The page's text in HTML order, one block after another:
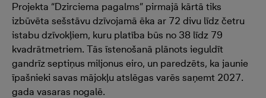
Projekta “Dzirciema pagalms” pirmajā kārtā tiks
izbūvēta sešstāvu dzīvojamā ēka ar 72 divu līdz četru
istabu dzīvokļiem, kuru platība būs no 38 līdz 79
kvadrātmetriem. Tās īstenošanā plānots ieguldīt
gandrīz septiņus miljonus eiro, un paredzēts, ka jaunie
īpašnieki savas mājokļu atslēgas varēs saņemt 2027.
gada vasaras nogalē.